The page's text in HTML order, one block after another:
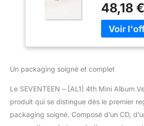
Kpop
48,18 €
Un packaging soigné et complet
Le SEVENTEEN – [AL1] 4th Mini Album
produit qui se distingue dès le premier
packaging soigné. Composé d’un CD,